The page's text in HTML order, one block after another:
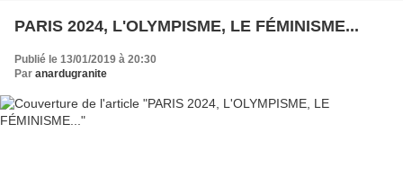
PARIS 2024, L'OLYMPISME, LE FÉMINISME...
Publié le 13/01/2019 à 20:30
Par anardugranite